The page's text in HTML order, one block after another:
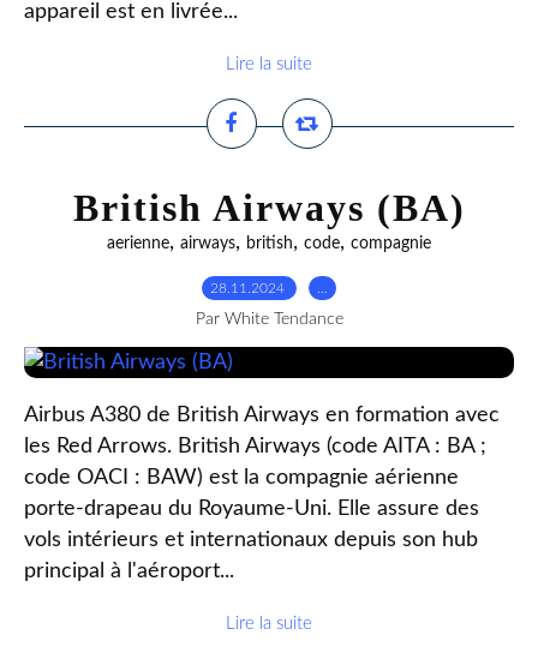
appareil est en livrée...
Lire la suite
British Airways (BA)
aerienne, airways, british, code, compagnie
28.11.2024
Par White Tendance
Airbus A380 de British Airways en formation avec
les Red Arrows. British Airways (code AITA : BA ;
code OACI : BAW) est la compagnie aérienne
porte-drapeau du Royaume-Uni. Elle assure des
vols intérieurs et internationaux depuis son hub
principal à l'aéroport...
Lire la suite